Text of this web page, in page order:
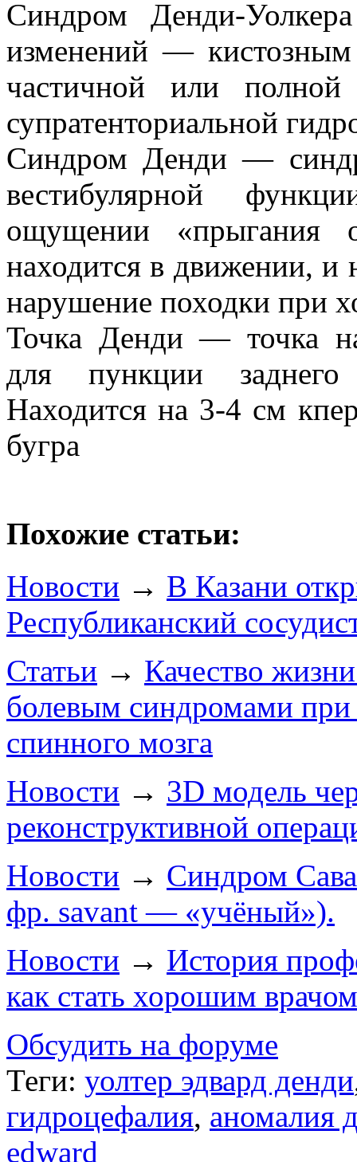
Синдром Денди-
изменений —
частичной или
супратенториальной
Синдром Денди —
вестибулярной
ощущении «прыгания
находится в движении, и
нарушение походки при
Точка Денди — точка
для пункции
Находится на 3-4 см
бугра
Похожие статьи:
Новости → В Казани
Республиканский
Статьи → Качество
болевым синдромами
спинного мозга
Новости → 3D модель
реконструктивной
Новости → Синдром
фр. savant — «учёный»).
Новости → История
как стать хорошим врачом
Обсудить на форуме
Теги: уолтер эдвард денди
гидроцефалия, аномалия
edward